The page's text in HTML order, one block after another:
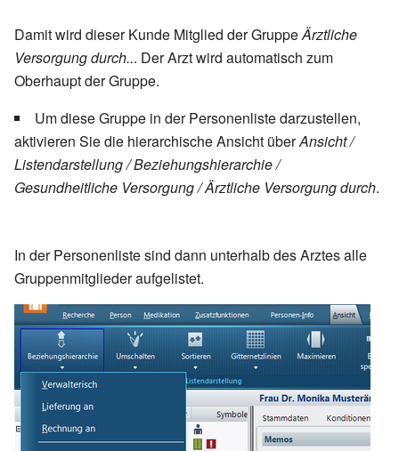
Damit wird dieser Kunde Mitglied der GruppeÄrztliche
Versorgung durch... Der Arzt wird automatisch zum
Oberhaupt der Gruppe.
Um diese Gruppe in der Personenliste darzustellen,
aktivieren Sie die hierarchische Ansicht überAnsicht /
Listendarstellung / Beziehungshierarchie /
Gesundheitliche Versorgung / Ärztliche Versorgung durch.
In der Personenliste sind dann unterhalb des Arztes alle
Gruppenmitglieder aufgelistet.